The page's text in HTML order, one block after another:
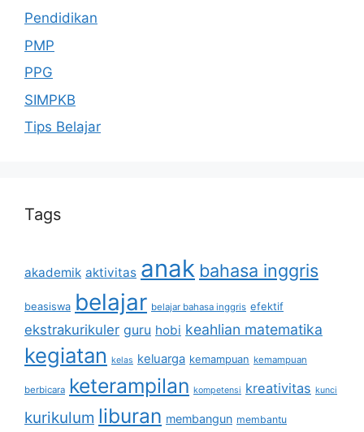
Pendidikan
PMP
PPG
SIMPKB
Tips Belajar
Tags
akademik aktivitas anak bahasa inggris
beasiswa belajar belajar bahasa inggris efektif
ekstrakurikuler guru hobi keahlian matematika
kegiatan kelas keluarga kemampuan kemampuan
berbicara keterampilan kompetensi kreativitas kunci
kurikulum liburan membangun membantu